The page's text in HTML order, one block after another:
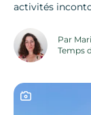
activités
en couple ou
envies ! Top 10
Par
Temps
Ce contenu